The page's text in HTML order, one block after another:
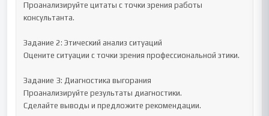
Проанализируйте цитаты с точки зрения работы
консультанта.
Задание 2: Этический анализ ситуаций
Оцените ситуации с точки зрения профессиональной этики.
Задание 3: Диагностика выгорания
Проанализируйте результаты диагностики.
Сделайте выводы и предложите рекомендации.